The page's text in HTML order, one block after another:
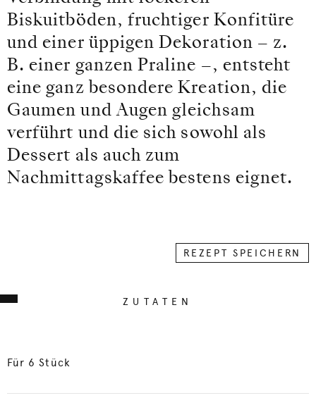
Biskuitböden, fruchtiger Konfitüre
und einer üppigen Dekoration – z.
B. einer ganzen Praline –, entsteht
eine ganz besondere Kreation, die
Gaumen und Augen gleichsam
verführt und die sich sowohl als
Dessert als auch zum
Nachmittagskaffee bestens eignet.
REZEPT SPEICHERN
ZUTATEN
Für 6 Stück